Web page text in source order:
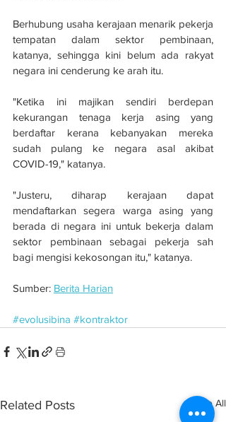
Berhubung usaha kerajaan menarik pekerja
tempatan dalam sektor pembinaan,
katanya, sehingga kini belum ada rakyat
negara ini cenderung ke arah itu.
"Ketika ini majikan sendiri berdepan
kekurangan tenaga kerja asing yang
berdaftar kerana kebanyakan mereka
sudah pulang ke negara asal akibat
COVID-19," katanya.
"Justeru, diharap kerajaan dapat
mendaftarkan segera warga asing yang
berada di negara ini untuk bekerja dalam
sektor pembinaan sebagai pekerja sah
bagi mengisi kekosongan itu," katanya.
Sumber: Berita Harian
#evolusibina #kontraktor
Related Posts See All